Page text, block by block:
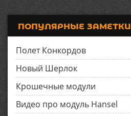
ПОПУЛЯРНЫЕ ЗАМЕТКИ
Полет Конкордов
Новый Шерлок
Крошечные модули
Видео про модуль Hansel